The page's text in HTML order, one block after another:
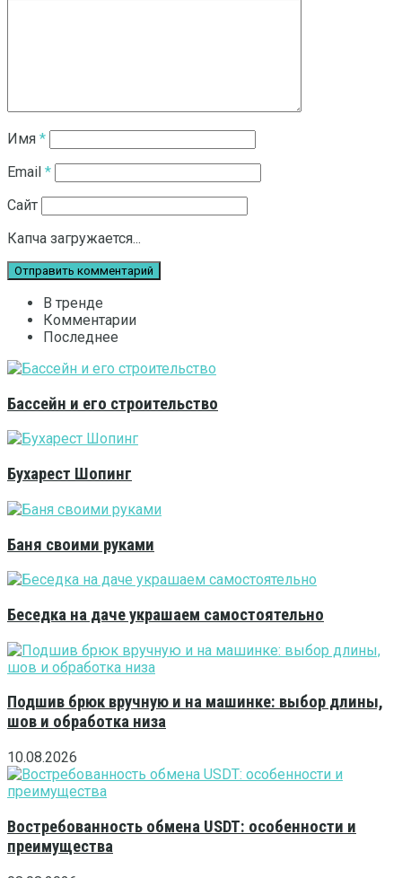
Имя *
Email *
Сайт
Капча загружается...
В тренде
Комментарии
Последнее
Бассейн и его строительство
Бухарест Шопинг
Баня своими руками
Беседка на даче украшаем самостоятельно
Подшив брюк вручную и на машинке: выбор длины,
шов и обработка низа
10.08.2026
Востребованность обмена USDT: особенности и
преимущества